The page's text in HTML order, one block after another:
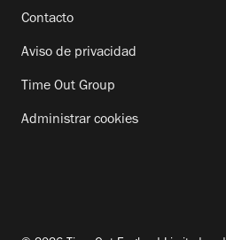
Contacto
Aviso de privacidad
Time Out Group
Administrar cookies